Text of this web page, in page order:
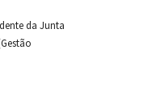
da Junta